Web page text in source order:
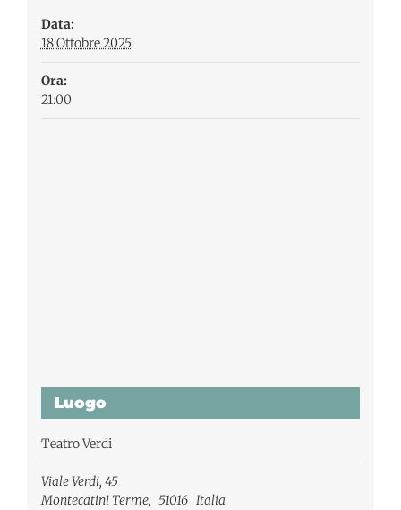
Data:
18 Ottobre 2025
Ora:
21:00
Luogo
Teatro Verdi
Viale Verdi, 45
Montecatini Terme, 51016 Italia